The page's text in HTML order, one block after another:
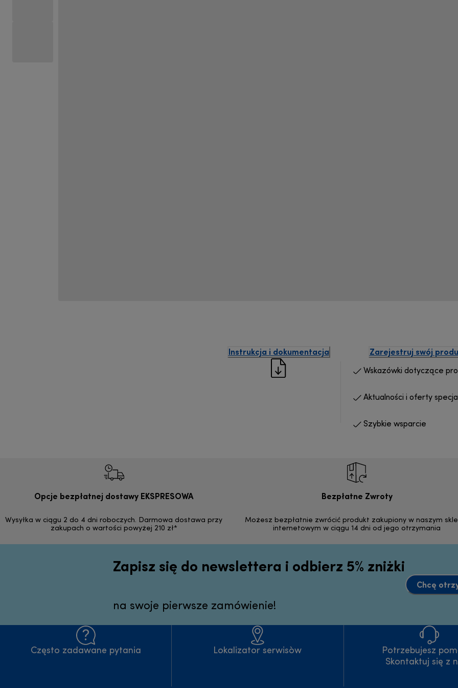
Instrukcja i dokumentacja Zarejestruj swój
Wskazówki dotyczące
Aktualności i oferty
Szybkie wsparcie
Opcje bezpłatnej dostawy EKSPRESOWA
Wysyłka w ciągu 2 do 4 dni roboczych. Darmowa dostawa przy
zakupach o wartości powyżej 210 zł*
Bezpłatne Zwroty
Możesz bezpłatnie zwrócić produkt zakupiony w naszym
internetowym w ciągu 14 dni od jego otrzymania
Zapisz się do newslettera i odbierz 5% zniżki
na swoje pierwsze zamówienie!
Chcę
Często zadawane pytania Lokalizator serwisòw
Potrzebujesz
Skontaktuj się z